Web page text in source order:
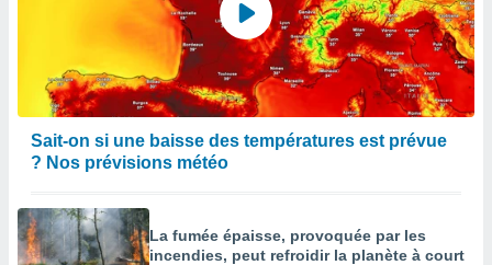
Sait-on si une baisse des températures est prévue
? Nos prévisions météo
La fumée épaisse, provoquée par les
incendies, peut refroidir la planète à court